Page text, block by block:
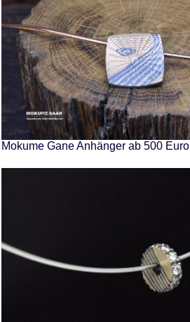
Mokume Gane Anhänger ab 500 Euro